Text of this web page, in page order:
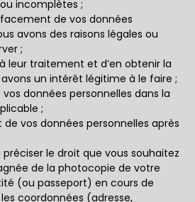
incomplètes ;
de vos données
avons des raisons légales ou
;
leur traitement et d’en obtenir la
un intérêt légitime à le faire ;
données personnelles dans la
;
de vos données personnelles après
le droit que vous souhaitez
de la photocopie de votre
(ou passeport) en cours de
coordonnées (adresse,